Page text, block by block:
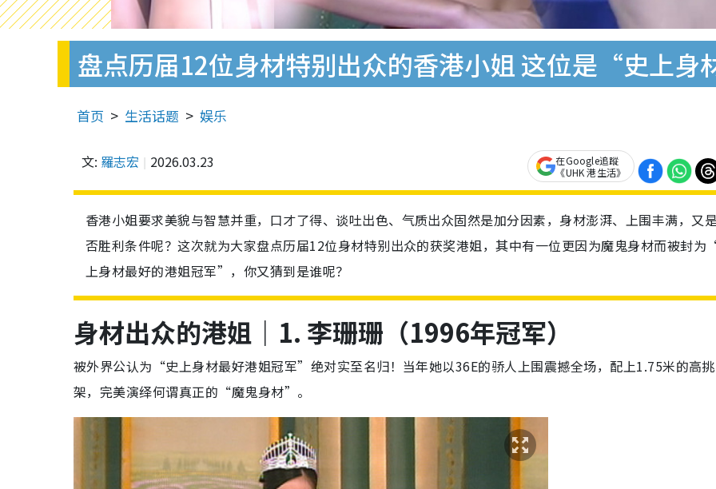
盘点历届12位身材特别出众的香港小姐 这位是“史上
首页 生活话题 娱乐
文: 羅志宏 2026.03.23
在Google追蹤
《UHK 港生活》
香港小姐要求美貌与智慧并重，口才了得、谈吐出色、气质出众固然是加分因素，身材澎湃、上围丰满，又
否胜利条件呢？这次就为大家盘点历届12位身材特别出众的获奖港姐，其中有一位更因为魔鬼身材而被封为
上身材最好的港姐冠军”，你又猜到是谁呢？
身材出众的港姐｜1. 李珊珊（1996年冠军）
被外界公认为“史上身材最好港姐冠军”绝对实至名归！当年她以36E的骄人上围震撼全场，配上1.75米的高
架，完美演绎何谓真正的“魔鬼身材”。